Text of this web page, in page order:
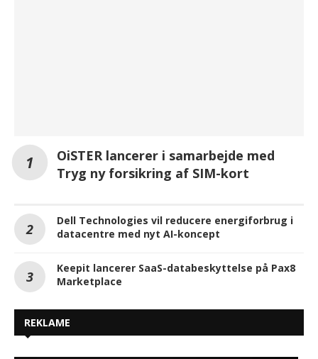
OiSTER lancerer i samarbejde med
Tryg ny forsikring af SIM-kort
Dell Technologies vil reducere energiforbrug i
datacentre med nyt AI-koncept
Keepit lancerer SaaS-databeskyttelse på Pax8
Marketplace
REKLAME